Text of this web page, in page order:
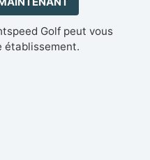
Golf peut vous
établissement.